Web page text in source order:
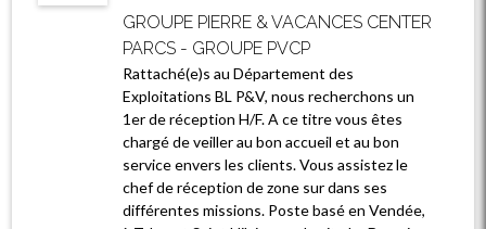
GROUPE PIERRE & VACANCES CENTER
PARCS - GROUPE PVCP
Rattaché(e)s au Département des
Exploitations BL P&V, nous recherchons un
1er de réception H/F. A ce titre vous êtes
chargé de veiller au bon accueil et au bon
service envers les clients. Vous assistez le
chef de réception de zone sur dans ses
différentes missions. Poste basé en Vendée,